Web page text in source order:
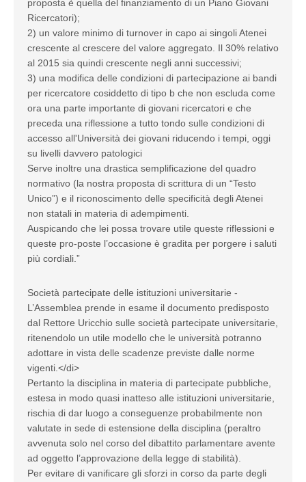
proposta è quella del finanziamento di un Piano Giovani
Ricercatori);
2) un valore minimo di turnover in capo ai singoli Atenei
crescente al crescere del valore aggregato. Il 30% relativo
al 2015 sia quindi crescente negli anni successivi;
3) una modifica delle condizioni di partecipazione ai bandi
per ricercatore cosiddetto di tipo b che non escluda come
ora una parte importante di giovani ricercatori e che
preceda una riflessione a tutto tondo sulle condizioni di
accesso all'Università dei giovani riducendo i tempi, oggi
su livelli davvero patologici
Serve inoltre una drastica semplificazione del quadro
normativo (la nostra proposta di scrittura di un “Testo
Unico”) e il riconoscimento delle specificità degli Atenei
non statali in materia di adempimenti.
Auspicando che lei possa trovare utile queste riflessioni e
queste pro-poste l’occasione è gradita per porgere i saluti
più cordiali.”
Società partecipate delle istituzioni universitarie -
L’Assemblea prende in esame il documento predisposto
dal Rettore Uricchio sulle società partecipate universitarie,
ritenendolo un utile modello che le università potranno
adottare in vista delle scadenze previste dalle norme
vigenti.</di>
Pertanto la disciplina in materia di partecipate pubbliche,
estesa in modo quasi inatteso alle istituzioni universitarie,
rischia di dar luogo a conseguenze probabilmente non
valutate in sede di estensione della disciplina (peraltro
avvenuta solo nel corso del dibattito parlamentare avente
ad oggetto l’approvazione della legge di stabilità).
Per evitare di vanificare gli sforzi in corso da parte degli